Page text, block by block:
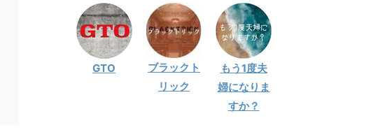
GTO
ブラックト
リック
もう1度夫
婦になりま
すか？